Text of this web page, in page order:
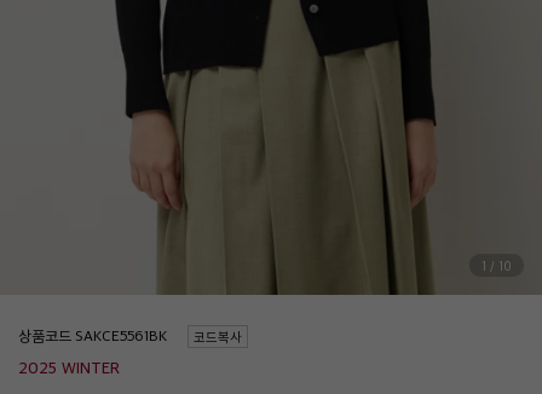
1 / 10
상품코드 코드복사
2025 WINTER